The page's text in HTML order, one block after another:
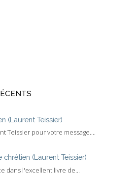
(Laurent Teissier)
Teissier pour votre message....
chrétien (Laurent Teissier)
dans l'excellent livre de...